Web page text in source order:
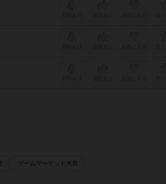
ゲームマーケット大賞